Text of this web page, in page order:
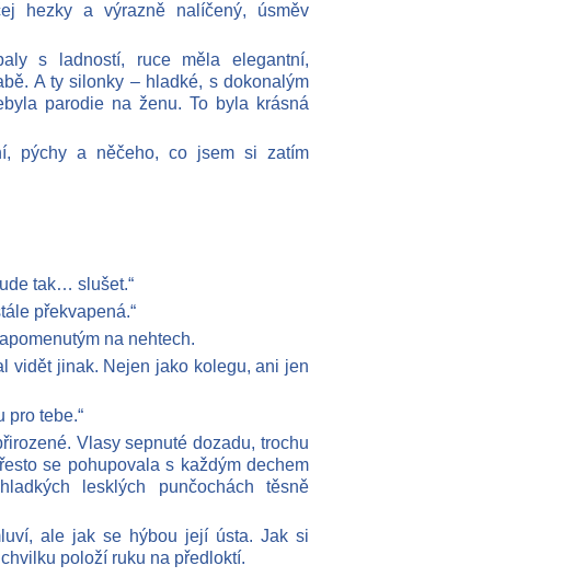
hezky a výrazně nalíčený, úsměv
s ladností, ruce měla elegantní,
A ty silonky – hladké, s dokonalým
parodie na ženu. To byla krásná
pýchy a něčeho, co jsem si zatím
tak… slušet.“
překvapená.“
na nehtech.
vidět jinak. Nejen jako kolegu, ani jen
pro tebe.“
Vlasy sepnuté dozadu, trochu
se pohupovala s každým dechem
lesklých punčochách těsně
ale jak se hýbou její ústa. Jak si
položí ruku na předloktí.